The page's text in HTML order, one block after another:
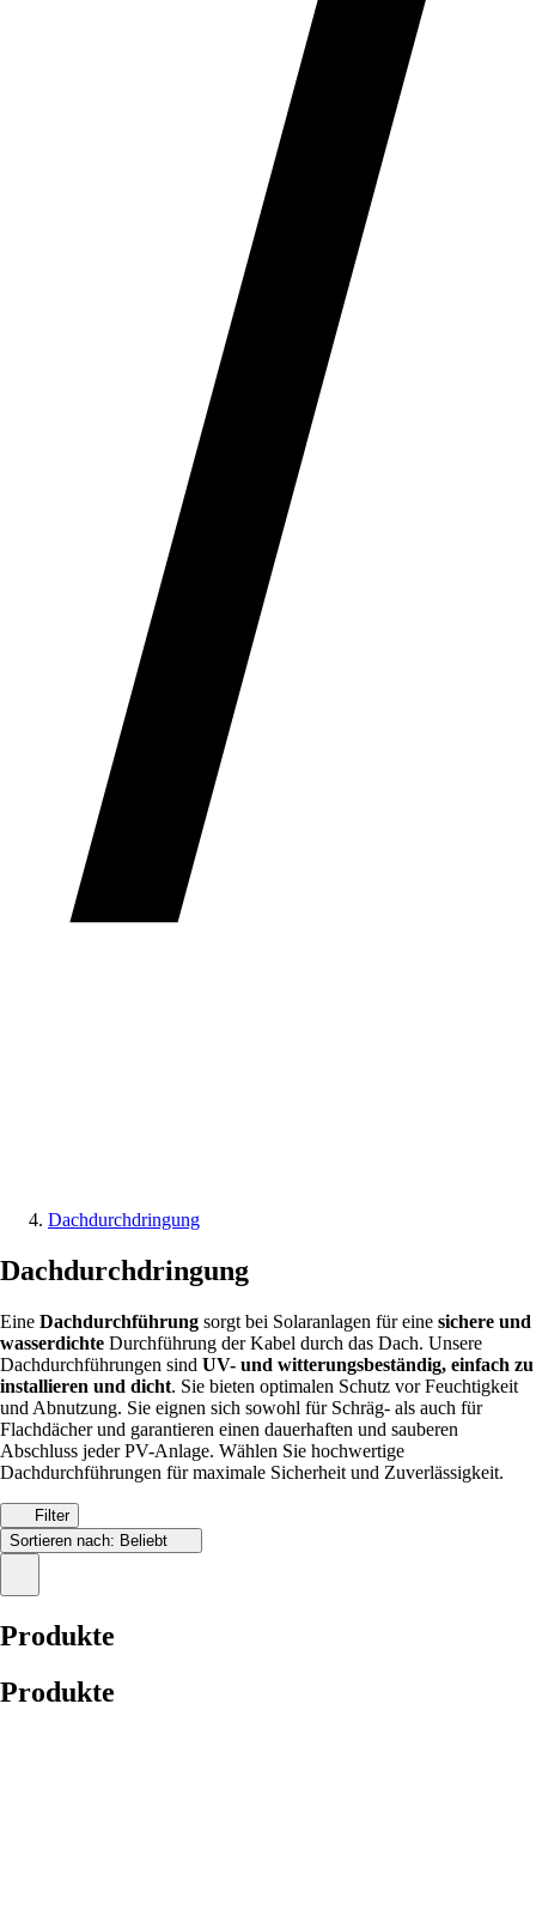
Dachdurchdringung
Dachdurchdringung
Eine Dachdurchführung sorgt bei Solaranlagen für eine sichere und
wasserdichte Durchführung der Kabel durch das Dach. Unsere
Dachdurchführungen sind UV- und witterungsbeständig, einfach zu
installieren und dicht. Sie bieten optimalen Schutz vor Feuchtigkeit
und Abnutzung. Sie eignen sich sowohl für Schräg- als auch für
Flachdächer und garantieren einen dauerhaften und sauberen
Abschluss jeder PV-Anlage. Wählen Sie hochwertige
Dachdurchführungen für maximale Sicherheit und Zuverlässigkeit.
Filter
Sortieren nach: Beliebt
Produkte
Produkte